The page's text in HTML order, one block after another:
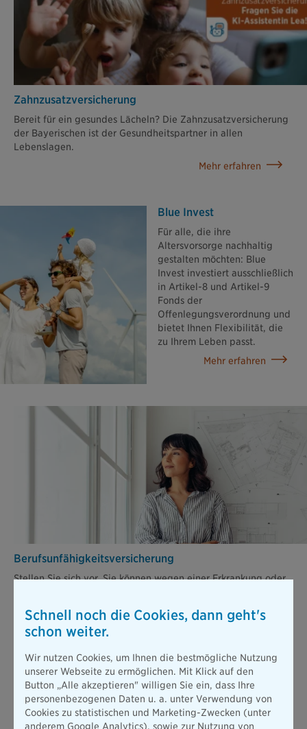
Alle Produkte
Zahn­zusatz­versicherung
Bereit für ein gesundes Lächeln? Die Zahnzusatzversicherung
der Bayerischen ist der Gesundheitspartner in allen
Lebenslagen.
Mehr erfahren
Blue Invest
Für alle, die ihre
Altersvorsorge nachhaltig
gestalten möchten: Blue
Invest investiert ausschließlich
in Artikel-8 und Artikel-9
Fonds der
Offenlegungsverordnung und
bietet Ihnen Flexibilität, die
zu Ihrem Leben passt.
Mehr erfahren
Berufsunfähigkeits­versicherung
Stellen Sie sich vor, Sie können wegen einer Erkrankung oder
Lebensstandard zu halten.
Schnell noch die Cookies, dann geht's
schon weiter.
Wir nutzen Cookies, um Ihnen die bestmögliche Nutzung
unserer Webseite zu ermöglichen. Mit Klick auf den
Button „Alle akzeptieren" willigen Sie ein, dass Ihre
personenbezogenen Daten u. a. unter Verwendung von
Cookies zu statistischen und Marketing-Zwecken (unter
anderem Google Analytics), sowie zur Nutzung von